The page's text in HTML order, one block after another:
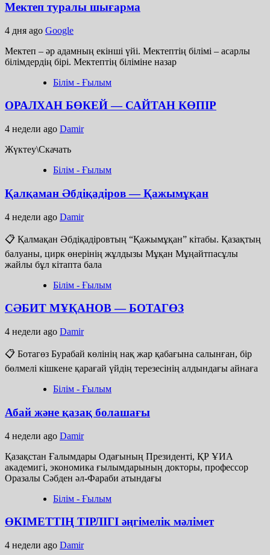
Мектеп туралы шығарма
4 дня ago Google
Мектеп – әр адамның екінші үйі. Мектептің білімі – асарлы
білімдердің бірі. Мектептің біліміне назар
Білім - Ғылым
ОРАЛХАН БӨКЕЙ — САЙТАН КӨПІР
4 недели ago Damir
Жүктеу\Скачать
Білім - Ғылым
Қалқаман Әбдіқадіров — Қажымұқан
4 недели ago Damir
📋 Қалмақан Әбдіқадіровтың “Қажымұқан” кітабы. Қазақтың
балуаны, цирк өнерінің жұлдызы Мұқан Мұңайтпасұлы
жайлы бұл кітапта бала
Білім - Ғылым
СӘБИТ МҰҚАНОВ — БОТАГӨЗ
4 недели ago Damir
📋 Ботагөз Бурабай көлінің нақ жар қабағына салынған, бір
бөлмелі кішкене қарағай үйдің терезесінің алдындағы айнаға
Білім - Ғылым
Абай және қазақ болашағы
4 недели ago Damir
Қазақстан Ғалымдары Одағының Президенті, ҚР ҰИА
академигі, экономика ғылымдарының докторы, профессор
Оразалы Сәбден әл-Фараби атындағы
Білім - Ғылым
ӨКІМЕТТІҢ ТІРЛІГІ әңгімелік мәлімет
4 недели ago Damir